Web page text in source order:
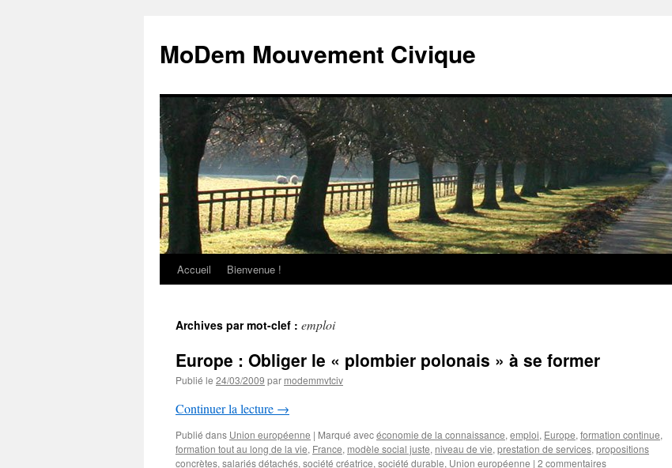
MoDem Mouvement Civique
Aller
contenu
Accueil Bienvenue !
Archives par mot-clef : emploi
Europe : Obliger le « plombier polonais » à se former
Publié le 24/03/2009 par modemmvtciv
Continuer la lecture →
Publié dans Union européenne | Marqué avecéconomie de la connaissance, emploi, Europe, formation continue,
formation tout au long de la vie, France, modèle social juste, niveau de vie, prestation de services, propositions
concrètes, salariés détachés, société créatrice, société durable, Union européenne | 2 commentaires